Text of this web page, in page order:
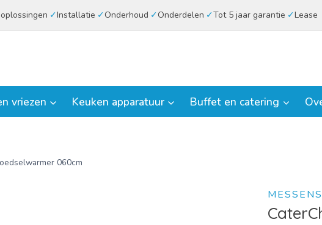
Installatie Onderhoud Onderdelen Tot 5 jaar garantie Lease
vriezen Keuken apparatuur Buffet en catering
060cm